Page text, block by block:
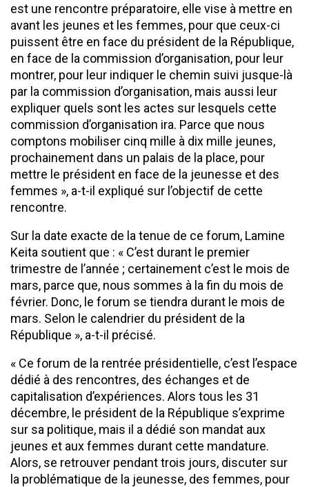
est une rencontre préparatoire, elle vise à mettre en
avant les jeunes et les femmes, pour que ceux-ci
puissent être en face du président de la République,
en face de la commission d’organisation, pour leur
montrer, pour leur indiquer le chemin suivi jusque-là
par la commission d’organisation, mais aussi leur
expliquer quels sont les actes sur lesquels cette
commission d’organisation ira. Parce que nous
comptons mobiliser cinq mille à dix mille jeunes,
prochainement dans un palais de la place, pour
mettre le président en face de la jeunesse et des
femmes », a-t-il expliqué sur l’objectif de cette
rencontre.
Sur la date exacte de la tenue de ce forum, Lamine
Keita soutient que : « C’est durant le premier
trimestre de l’année ; certainement c’est le mois de
mars, parce que, nous sommes à la fin du mois de
février. Donc, le forum se tiendra durant le mois de
mars. Selon le calendrier du président de la
République », a-t-il précisé.
« Ce forum de la rentrée présidentielle, c’est l’espace
dédié à des rencontres, des échanges et de
capitalisation d’expériences. Alors tous les 31
décembre, le président de la République s’exprime
sur sa politique, mais il a dédié son mandat aux
jeunes et aux femmes durant cette mandature.
Alors, se retrouver pendant trois jours, discuter sur
la problématique de la jeunesse, des femmes, pour